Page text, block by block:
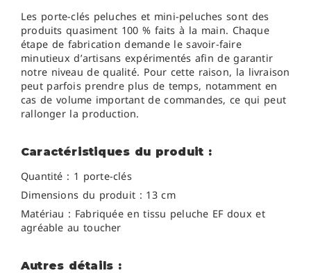
Les porte-clés peluches et mini-peluches sont des
produits quasiment 100 % faits à la main. Chaque
étape de fabrication demande le savoir-faire
minutieux d’artisans expérimentés afin de garantir
notre niveau de qualité. Pour cette raison, la livraison
peut parfois prendre plus de temps, notamment en
cas de volume important de commandes, ce qui peut
rallonger la production.
Caractéristiques du produit :
Quantité : 1 porte-clés
Dimensions du produit : 13 cm
Matériau : Fabriquée en tissu peluche EF doux et
agréable au toucher
Autres détails :